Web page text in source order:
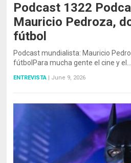
Podcast 1322
Mauricio Pedroza,
fútbol
Podcast mundialista: Mauricio
fútbolPara mucha gente el cine y el…
ENTREVISTA June 9, 2026